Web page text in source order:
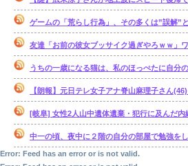
ゲームの「荒らし行為」、その多くは”誤解”
友達「お前の彼女ブッサイク過ぎやろｗｗ」ワイ「だ
うちの一歳になる猫は、私のほっぺたに自分のほっぺた
【朗報】元日テレ女子アナ脊山麻理子さん
[岐阜] 女性2人山中遺体遺棄・犯行に及んだ内
中一の頃、夜中に２階の自分の部屋で勉強をしていると窓
Error: Feed has an error or is not valid.